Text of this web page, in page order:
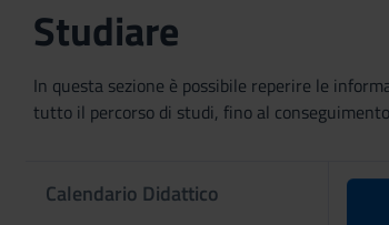
Studiare
In questa sezione è possibile reperire le
tutto il percorso di studi, fino al
Calendario Didattico